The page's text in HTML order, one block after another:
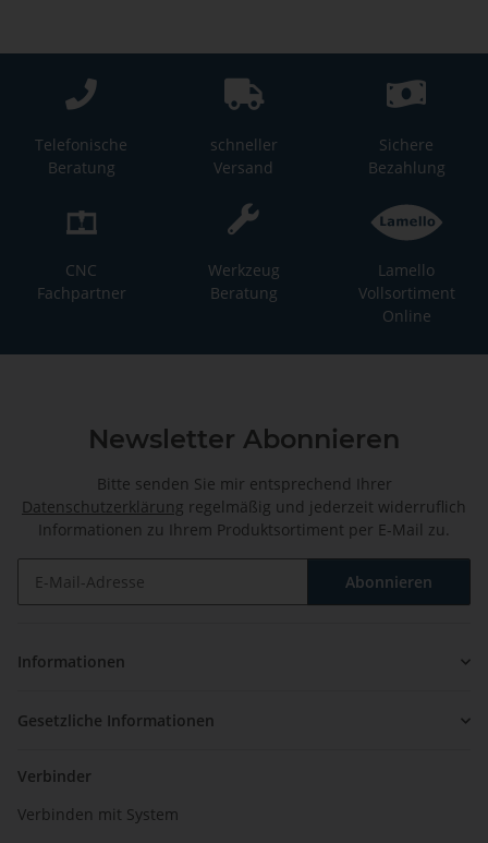
Telefonische
Beratung
schneller
Versand
Sichere
Bezahlung
CNC
Fachpartner
Werkzeug
Beratung
Lamello
Vollsortiment
Online
Newsletter Abonnieren
Bitte senden Sie mir entsprechend Ihrer
Datenschutzerklärung regelmäßig und jederzeit widerruflich
Informationen zu Ihrem Produktsortiment per E-Mail zu.
Abonnieren
Informationen
Gesetzliche Informationen
Verbinder
Verbinden mit System